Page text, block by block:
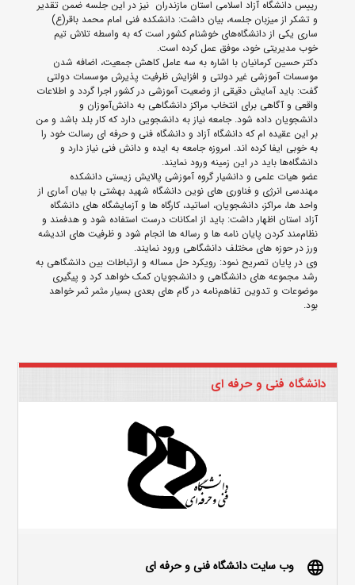
رییس دانشگاه آزاد اسلامی استان مازندران نیز در این جلسه ضمن تقدیر
و تشکر از میزبان جلسه، بیان داشت: دانشکده فنی امام محمد باقر(ع)
ساری یکی از دانشگاه‌های خوشنام کشور است که به واسطه تلاش تیم
خوب مدیریتی خود، موفق عمل کرده است.
دکتر حسین کرمانیان با اشاره به سه عامل کاهش جمعیت، اضافه شدن
موسسات آموزشی غیر دولتی و افزایش ظرفیت پذیرش موسسات دولتی
گفت: باید آمایش دقیقی از وضعیت آموزشی در کشور اجرا گردد و اطلاعات
واقعی و آگاهی برای انتخاب مراکز دانشگاهی به دانش‌آموزان و
دانشجویان داده شود. جامعه نیاز به دانشجویی دارد که کار بلد باشد و من
بر این عقیده ام که دانشگاه آزاد و دانشگاه فنی و حرفه ای رسالت خود را
به خوبی ایفا کرده اند. امروزه جامعه به ایده و دانش فنی نیاز دارد و
دانشگاه‌ها باید در این زمینه ورود نمایند.
عضو هیات علمی و دانشیار گروه آموزشی پالایش زیستی دانشکده
مهندسی انرژی و فناوری های نوین دانشگاه شهید بهشتی با بیان آماری از
واحد ها، مراکز، دانشجویان، اساتید، کارگاه ها و آزمایشگاه های دانشگاه
آزاد استان اظهار داشت: باید از امکانات درست استفاده شود و هدفمند و
نظام‌مند کردن پایان نامه ها و رساله ها انجام شود و ظرفیت های اندیشه
ورز در حوزه های مختلف دانشگاهی ورود نمایند.
وی در پایان تصریح نمود: رویکرد حل مساله و ارتباطات بین دانشگاهی به
رشد مجموعه های دانشگاهی و دانشجویان کمک خواهد کرد و پیگیری
موضوعات و تدوین تفاهم‌نامه در گام های بعدی بسیار مثمر ثمر خواهد
بود.
دانشگاه فنی و حرفه ای
language وب سایت دانشگاه فنی و حرفه ای